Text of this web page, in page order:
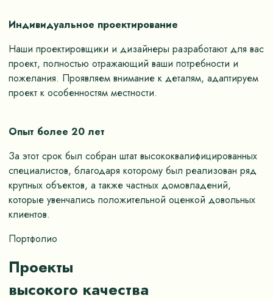
Индивидуальное проектирование
Наши проектировщики и дизайнеры разработают для вас
проект, полностью отражающий ваши потребности и
пожелания. Проявляем внимание к деталям, адаптируем
проект к особенностям местности.
Опыт более 20 лет
За этот срок был собран штат высококвалифицированных
специалистов, благодаря которому был реализован ряд
крупных объектов, а также частных домовладений,
которые увенчались положительной оценкой довольных
клиентов.
Портфолио
Проекты
высокого качества